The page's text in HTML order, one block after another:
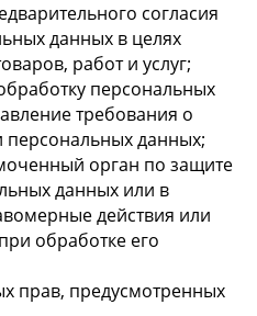
согласия
данных в целях
работ и услуг;
персональных
требования о
данных;
орган по защите
данных или в
действия или
обработке его
прав, предусмотренных